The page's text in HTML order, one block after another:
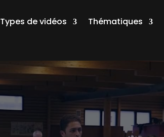
Types de vidéos Thématiques